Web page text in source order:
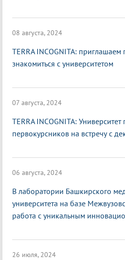
08 августа, 2024
TERRA INCOGNITA:
знакомиться с университетом
07 августа, 2024
TERRA INCOGNITA:
первокурсников на встречу с
06 августа, 2024
В лаборатории Башкирского
университета на базе
работа с уникальным
26 июля, 2024